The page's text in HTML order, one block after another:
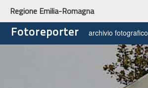
Regione Emilia-Romagna
Fotoreporter archivio fotografico